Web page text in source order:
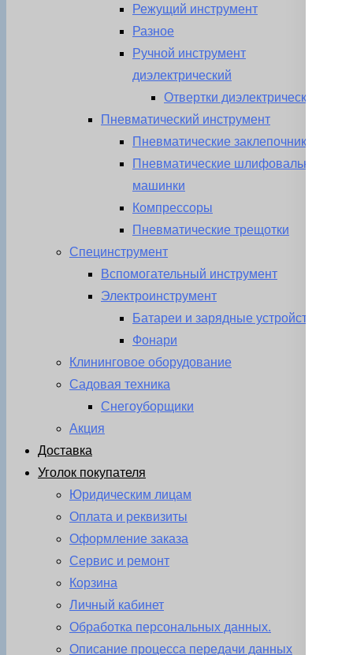
Режущий инструмент
Разное
Ручной инструмент
диэлектрический
Отвертки диэлектрические
Пневматический инструмент
Пневматические заклепочники
Пневматические шлифовальные
машинки
Компрессоры
Пневматические трещотки
Специнструмент
Вспомогательный инструмент
Электроинструмент
Батареи и зарядные устройства
Фонари
Клининговое оборудование
Садовая техника
Снегоуборщики
Акция
Доставка
Уголок покупателя
Юридическим лицам
Оплата и реквизиты
Оформление заказа
Сервис и ремонт
Корзина
Личный кабинет
Обработка персональных данных.
Описание процесса передачи данных